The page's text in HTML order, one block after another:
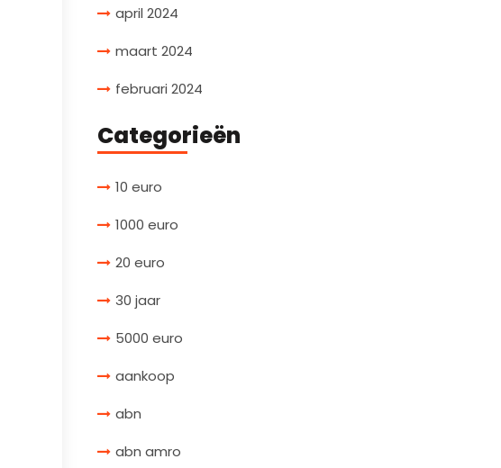
april 2024
maart 2024
februari 2024
Categorieën
10 euro
1000 euro
20 euro
30 jaar
5000 euro
aankoop
abn
abn amro